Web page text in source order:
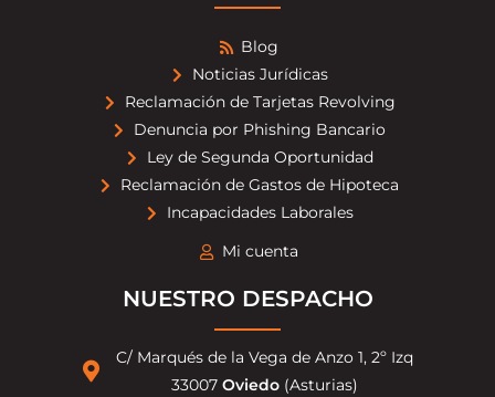
Blog
Noticias Jurídicas
Reclamación de Tarjetas Revolving
Denuncia por Phishing Bancario
Ley de Segunda Oportunidad
Reclamación de Gastos de Hipoteca
Incapacidades Laborales
Mi cuenta
NUESTRO DESPACHO
C/ Marqués de la Vega de Anzo 1, 2º Izq
33007 Oviedo(Asturias)